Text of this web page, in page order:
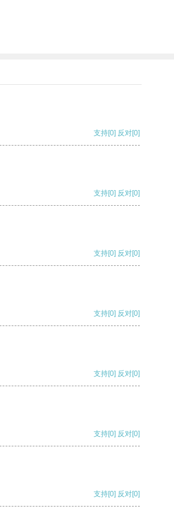
支持[0] 反对[0]
支持[0] 反对[0]
支持[0] 反对[0]
支持[0] 反对[0]
支持[0] 反对[0]
支持[0] 反对[0]
支持[0] 反对[0]